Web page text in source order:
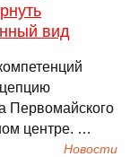
вид
Первомайского
центре. …
Новости